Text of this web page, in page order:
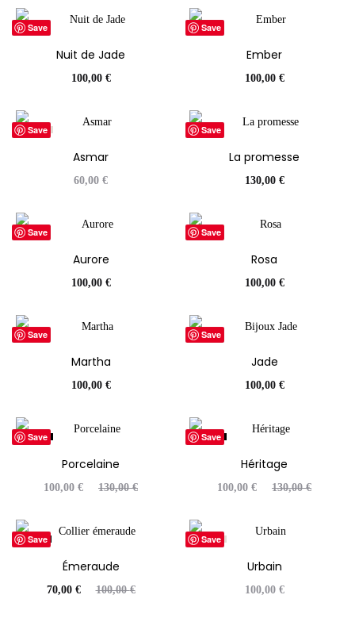
Save
Nuit de Jade
100,00 €
Save
Ember
100,00 €
Save
ÉPUISÉ
Asmar
60,00 €
Save
La promesse
130,00 €
Save
Aurore
100,00 €
Save
Rosa
100,00 €
Save
Martha
100,00 €
Save
Jade
100,00 €
Save
23%
Porcelaine
130,00€
Le
initial
était :
100,00 €
actuel
Save
23%
Héritage
130,00€
Le
initial
100,00 €
actuel
Save
30%
Émeraude
100,00€
Le
70,00 €
Le
Save
ÉPUISÉ
Urbain
100,00 €